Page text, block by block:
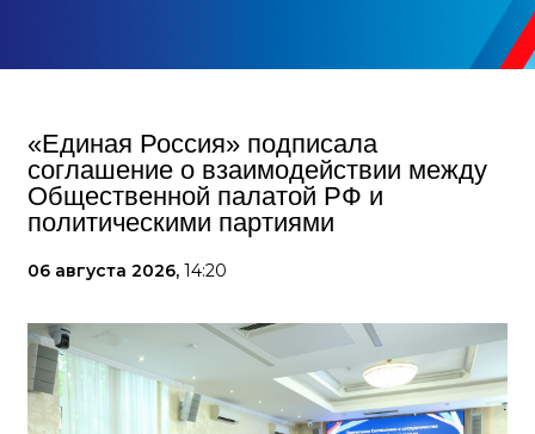
«Единая Россия» подписала
соглашение о взаимодействии между
Общественной палатой РФ и
политическими партиями
06 августа 2026, 14:20